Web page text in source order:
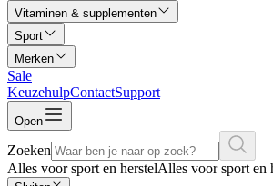
Vitaminen & supplementen
Sport
Merken
Sale
KeuzehulpContactSupport
Open
Zoeken
Alles voor sport en herstelAlles voor sport en